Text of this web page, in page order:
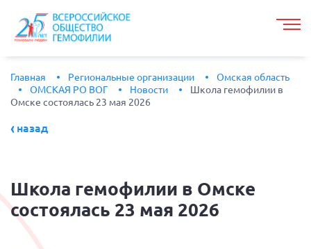
Главная Региональные организации
Омская область
ОМСКАЯ РО ВОГ
Новости
Школа гемофилии в
Омске состоялась 23 мая 2026
назад
Школа гемофилии в Омске
состоялась 23 мая 2026